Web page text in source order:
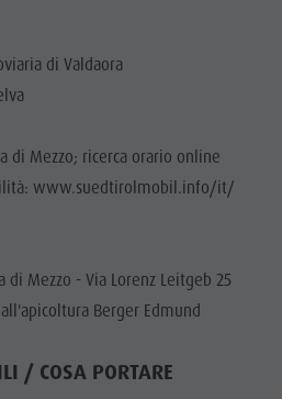
MTB Area
Anterselva
Olympic
Adige
di Valdaora
di Mezzo; ricerca orario online
www.suedtirolmobil.info/it/
di Mezzo - Via Lorenz Leitgeb 25
Berger Edmund
/ COSA PORTARE